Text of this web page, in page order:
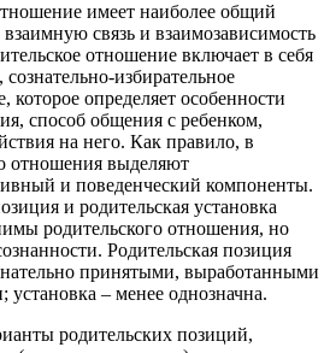
имеет наиболее общий
взаимную связь и взаимозависимость
отношение включает в себя
избирательное
которое определяет особенности
способ общения с ребенком,
на него. Как правило, в
отношения выделяют
и поведенческий компоненты.
и родительская установка
родительского отношения, но
Родительская позиция
принятыми, выработанными
установка – менее однозначна.
родительских позиций,